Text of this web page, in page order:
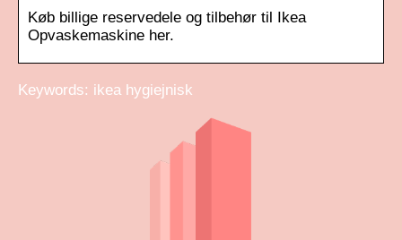
Køb billige reservedele og tilbehør til Ikea
Opvaskemaskine her.
Keywords: ikea hygiejnisk